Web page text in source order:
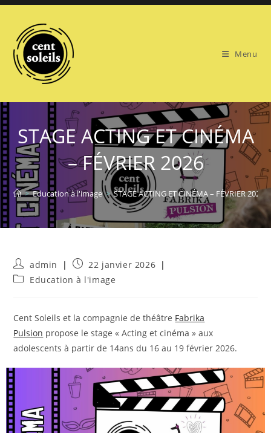
Skip
content
Menu
STAGE ACTING ET CINÉMA
– FÉVRIER 2026
> Education à l'image > STAGE ACTING ET CINÉMA – FÉVRIER 2026
Auteur/autrice
de
la
admin
Publication
publiée :
22 janvier 2026
PostEducation à l'image
Cent Soleils et la compagnie de théâtre Fabrika
Pulsion propose le stage « Acting et cinéma » aux
adolescents à partir de 14ans du 16 au 19 février 2026.